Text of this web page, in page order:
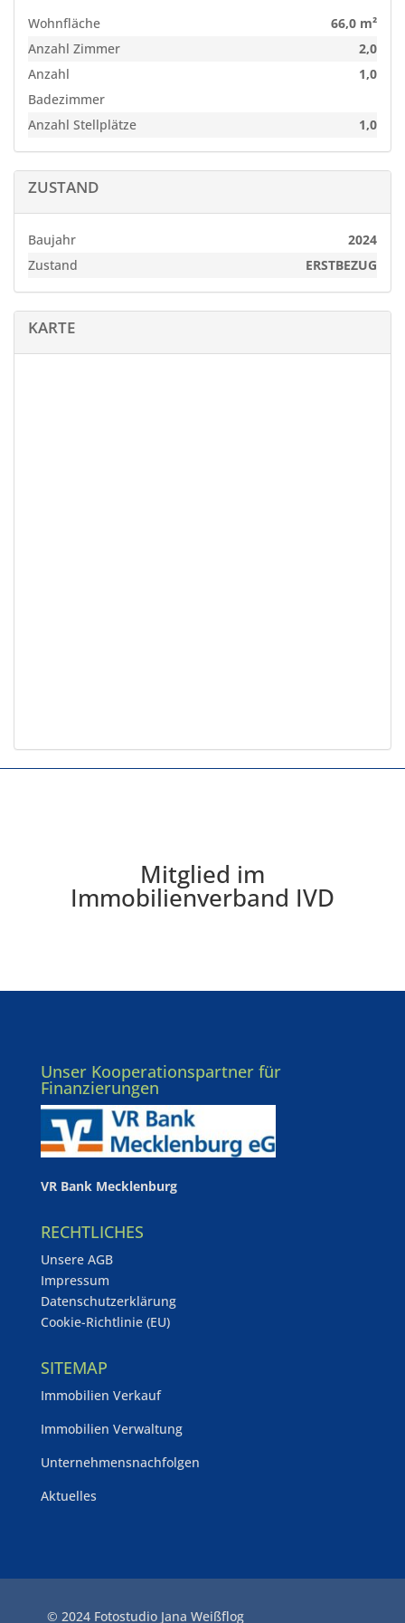
Bis zum Strand in Kühlungsborn West sind es etwa 1.000
Sonstige_angaben
Angebot für Anleger .
Die Wohnung ist vermietet.
Wohnfläche
66,0 m²
Anzahl Zimmer
2,0
Anzahl
Badezimmer
1,0
Anzahl Stellplätze 1,0
ZUSTAND
Baujahr
2024
Zustand
ERSTBEZUG
KARTE
Mitglied im
Immobilienverband IVD
Unser Kooperationspartner für
Finanzierungen
VR Bank Mecklenburg
RECHTLICHES
Unsere AGB
Impressum
Datenschutzerklärung
Cookie-Richtlinie (EU)
SITEMAP
Immobilien Verkauf
Immobilien Verwaltung
Unternehmensnachfolgen
Aktuelles
© 2024 Fotostudio Jana Weißflog